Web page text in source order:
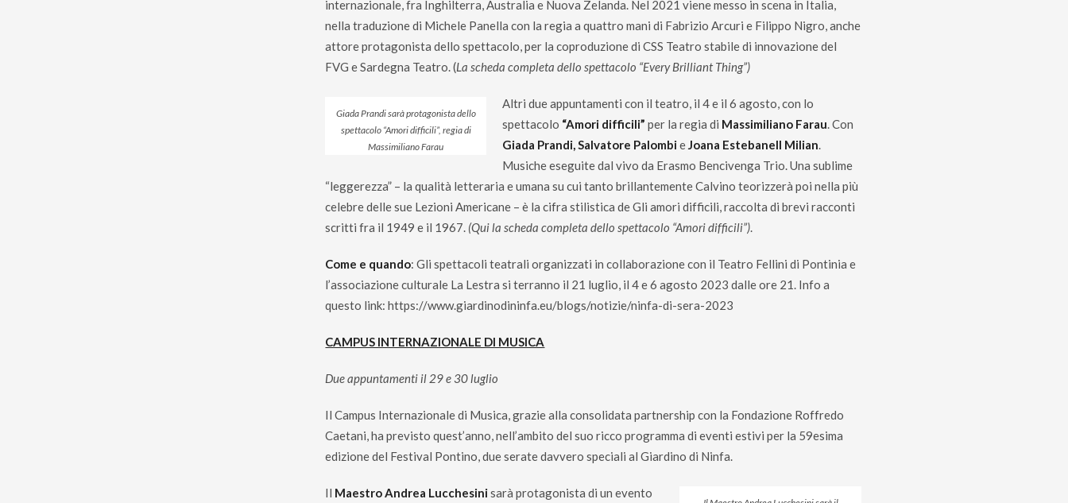
internazionale, fra Inghilterra, Australia e Nuova Zelanda. Nel 2021 viene messo in scena in Italia,
nella traduzione di Michele Panella con la regia a quattro mani di Fabrizio Arcuri e Filippo Nigro, anche
attore protagonista dello spettacolo, per la coproduzione di CSS Teatro stabile di innovazione del
FVG e Sardegna Teatro.(La scheda completa dello spettacolo “Every Brilliant Thing”)
Giada Prandi sarà protagonista dello
spettacolo “Amori difficili”, regia di
Massimiliano Farau
Altri due appuntamenti con il teatro, il 4 e il 6 agosto, con lo
spettacolo “Amori difficili” per la regia di Massimiliano Farau. Con
Giada Prandi, Salvatore PalombieJoana Estebanell Milian.
Musiche eseguite dal vivo da Erasmo Bencivenga Trio. Una sublime
“leggerezza” – la qualità letteraria e umana su cui tanto brillantemente Calvino teorizzerà poi nella più
celebre delle sue Lezioni Americane – è la cifra stilistica de Gli amori difficili, raccolta di brevi racconti
scritti fra il 1949 e il 1967. (Qui la scheda completa dello spettacolo “Amori difficili”).
Come e quando: Gli spettacoli teatrali organizzati in collaborazione con il Teatro Fellini di Pontinia e
l’associazione culturale La Lestra si terranno il 21 luglio, il 4 e 6 agosto 2023 dalle ore 21. Info a
questo link:https://www.giardinodininfa.eu/blogs/notizie/ninfa-di-sera-2023
CAMPUS INTERNAZIONALE DI MUSICA
Due appuntamenti il 29 e 30 luglio
Il Campus Internazionale di Musica, grazie alla consolidata partnership con la Fondazione Roffredo
Caetani, ha previsto quest’anno, nell’ambito del suo ricco programma di eventi estivi per la 59esima
edizione del Festival Pontino, due serate davvero speciali al Giardino di Ninfa.
Il Maestro Andrea Lucchesinisarà protagonista di un evento